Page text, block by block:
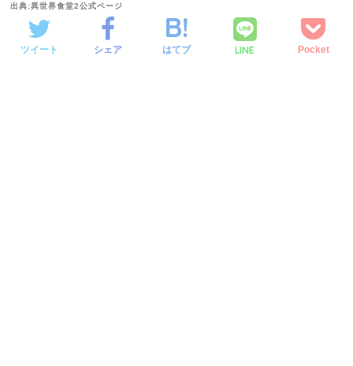
出典:異世界食堂2公式ページ
ツイート シェア はてブ LINE Pocket